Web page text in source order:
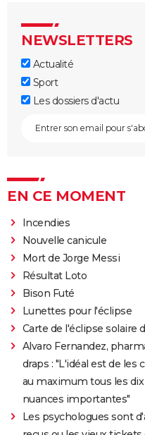
NEWSLETTERS
Actualité
Sport
Les dossiers d'actu
EN CE MOMENT
Incendies
Nouvelle canicule
Mort de Jorge Messi
Résultat Loto
Bison Futé
Lunettes pour l'éclipse
Carte de l'éclipse solaire
Alvaro Fernandez,
draps : "L'idéal est de les
au maximum tous les dix
nuances importantes"
Les psychologues sont